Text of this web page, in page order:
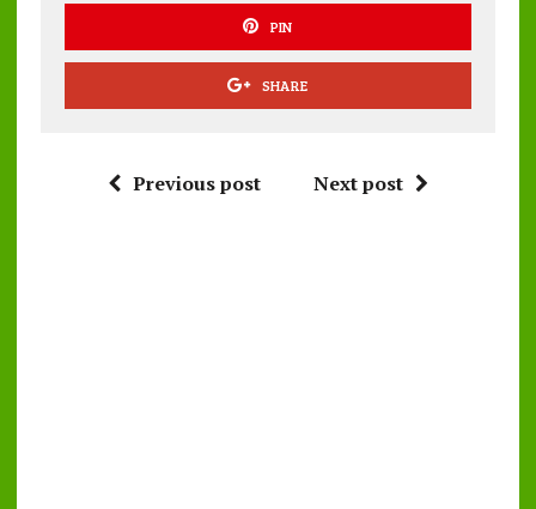
PIN
SHARE
Previous post Next post